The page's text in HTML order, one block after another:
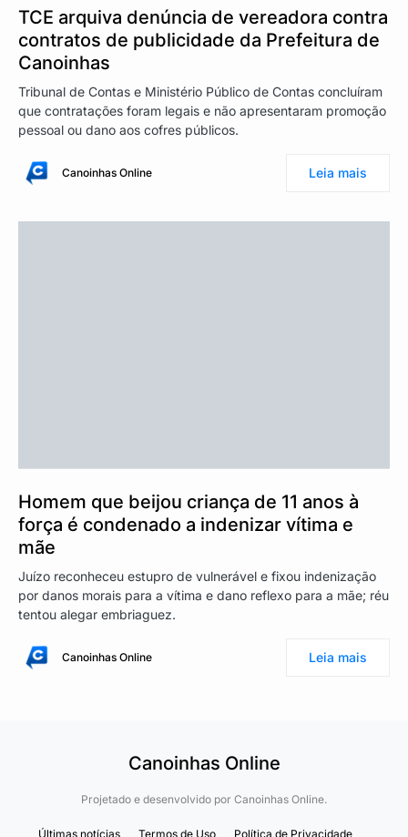
TCE arquiva denúncia de vereadora contra
contratos de publicidade da Prefeitura de
Canoinhas
Tribunal de Contas e Ministério Público de Contas concluíram
que contratações foram legais e não apresentaram promoção
pessoal ou dano aos cofres públicos.
Canoinhas Online Leia mais
Homem que beijou criança de 11 anos à
força é condenado a indenizar vítima e
mãe
Juízo reconheceu estupro de vulnerável e fixou indenização
por danos morais para a vítima e dano reflexo para a mãe; réu
tentou alegar embriaguez.
Canoinhas Online Leia mais
Canoinhas Online
Projetado e desenvolvido por Canoinhas Online.
Últimas notícias Termos de Uso Política de Privacidade